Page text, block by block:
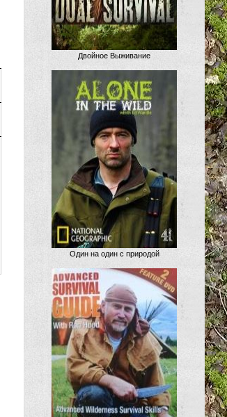
Двойное Выживание
Один на один с природой